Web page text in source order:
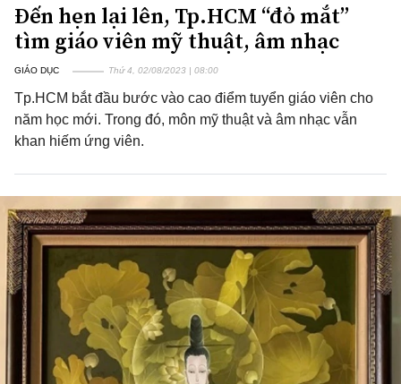
Đến hẹn lại lên, Tp.HCM “đỏ mắt”
tìm giáo viên mỹ thuật, âm nhạc
GIÁO DỤC Thứ 4, 02/08/2023 | 08:00
Tp.HCM bắt đầu bước vào cao điểm tuyển giáo viên cho
năm học mới. Trong đó, môn mỹ thuật và âm nhạc vẫn
khan hiếm ứng viên.